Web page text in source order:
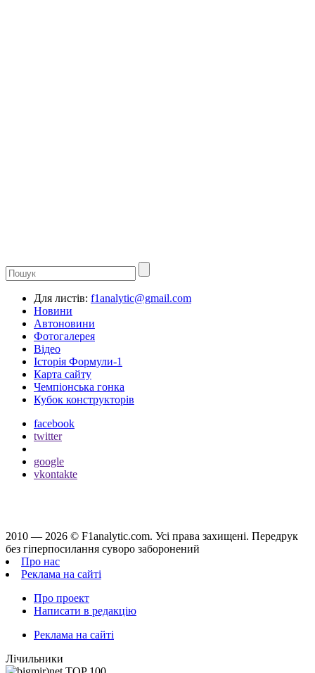
Для листів: f1analytic@gmail.com
Новини
Автоновини
Фотогалерея
Відео
Історія Формули-1
Карта сайту
Чемпіонська гонка
Кубок конструкторів
facebook
twitter
google
vkontakte
2010 — 2026 © F1analytic.com. Усi права захищенi. Передрук
без гіперпосилання суворо заборонений
Про нас
Реклама на сайті
Про проект
Написати в редакцію
Реклама на сайті
Лічильники